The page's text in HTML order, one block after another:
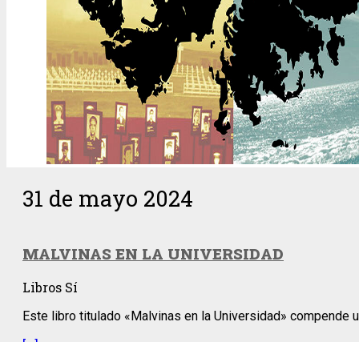
31 de mayo 2024
MALVINAS EN LA UNIVERSIDAD
Libros Sí
Este libro titulado «Malvinas en la Universidad»